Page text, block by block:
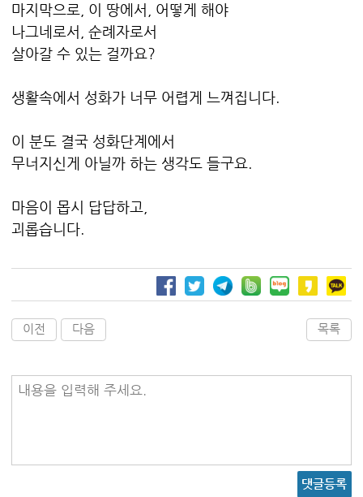
마지막으로, 이 땅에서, 어떻게 해야
나그네로서, 순례자로서
살아갈 수 있는 걸까요?
생활속에서 성화가 너무 어렵게 느껴집니다.
이 분도 결국 성화단계에서
무너지신게 아닐까 하는 생각도 들구요.
마음이 몹시 답답하고,
괴롭습니다.
이전 다음 목록
내용을 입력해 주세요.
댓글등록